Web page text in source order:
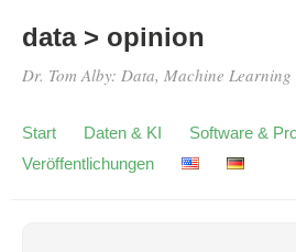
data > opinion
Dr. Tom Alby: Data, Machine
Start Daten & KI Software &
Veröffentlichungen